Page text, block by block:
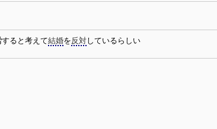
すると考えて結婚を反対しているらしい